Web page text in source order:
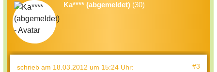
Ka**** (abgemeldet) (30)
schrieb am 18.03.2012 um 15:24 Uhr: #3